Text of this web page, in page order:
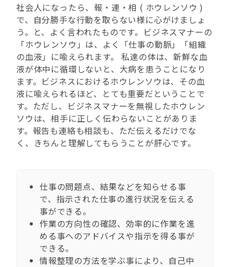
社会人になったら、報・連・相 ( ホウレンソウ )
で、自分勝手な行動を取らない様に心がけましょ
う。と、よく言われたものです。ビジネスマナーの
「ホウレンソウ」は、よく「仕事の動脈」「組織
の血液」に喩えられます。 私達の体は、新鮮な血
液が体中に循環しないと、大病を患うことになり
ます。ビジネスにおけるホウレンソウは、その血
液に喩えられるほど、とても重要だということで
す。ただし、ビジネスマナーを無視したホウレン
ソウは、相手に正しく伝わらないことがありま
す。報告も連絡も相談も、ただ伝えるだけでな
く、きちんと理解してもらうことが肝心です。
仕事の問題点、結果などを知らせる事
で、指示された仕事の進行状況を伝える
事ができる。
作業の方向性の確認、効率的に作業を進
める事へのアドバイスや指示を得る事が
できる。
情報整理の方法を学ぶ事により、自己中